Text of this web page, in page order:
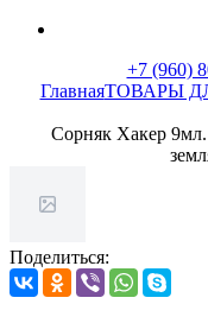
+7 (960)
ГлавнаяТОВАРЫ
Сорняк Хакер 9мл.
Поделиться: